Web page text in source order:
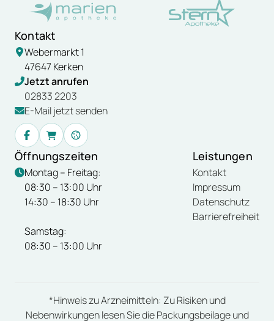
Kontakt
Webermarkt 1
47647 Kerken
Jetzt anrufen
02833 2203
E-Mail jetzt senden
FacebookOnline-ShopCookie-Einstellungen
Öffnungszeiten
Montag – Freitag:
08:30 – 13:00 Uhr
14:30 – 18:30 Uhr
Samstag:
08:30 – 13:00 Uhr
Leistungen
Kontakt
Impressum
Datenschutz
Barrierefreiheit
*Hinweis zu Arzneimitteln: Zu Risiken und
Nebenwirkungen lesen Sie die Packungsbeilage und